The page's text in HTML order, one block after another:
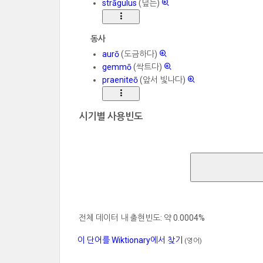
strāgulus (덮는)
동사
aurō(도금하다)
gemmō(싹트다)
praeniteō(앞서 빛나다)
시기별 사용빈도
전체 데이터 내 출현빈도: 약 0.0004%
이 단어를 Wiktionary에서 찾기 (영어)